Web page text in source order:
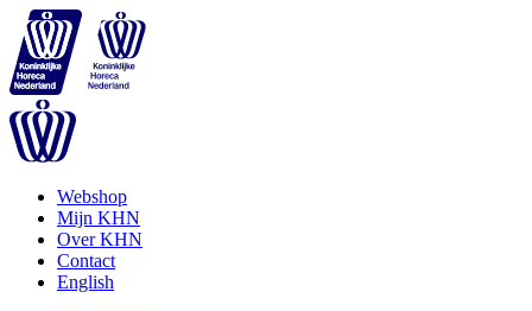
Webshop
Mijn KHN
Over KHN
Contact
English